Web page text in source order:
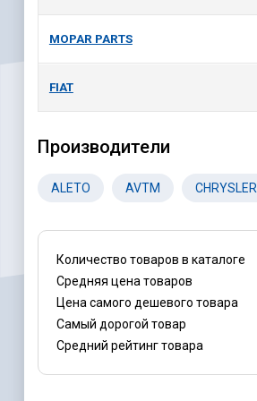
MOPAR PARTS
FIAT
Производители
ALETO AVTM CHRYSLER
Количество товаров в каталоге
Средняя цена товаров
Цена самого дешевого товара
Самый дорогой товар
Средний рейтинг товара